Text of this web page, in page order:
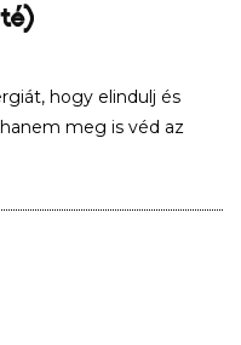
hogy elindulj és
meg is véd az